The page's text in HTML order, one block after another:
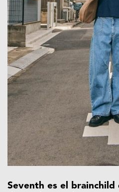
Seventh es el brainchild